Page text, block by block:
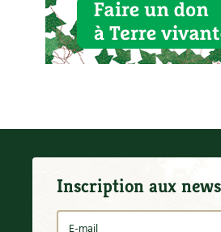
Inscription aux